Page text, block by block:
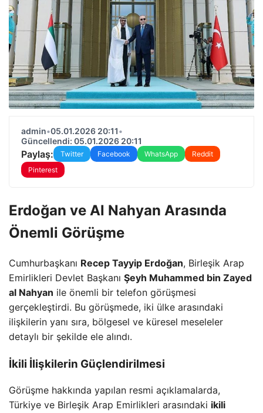
admin•05.01.2026 20:11•
Güncellendi: 05.01.2026 20:11
Paylaş: Twitter Facebook WhatsApp
Reddit
Pinterest
Erdoğan ve Al Nahyan Arasında
Önemli Görüşme
Cumhurbaşkanı Recep Tayyip Erdoğan, Birleşik Arap
Emirlikleri Devlet Başkanı Şeyh Muhammed bin Zayed
al Nahyan ile önemli bir telefon görüşmesi
gerçekleştirdi. Bu görüşmede, iki ülke arasındaki
ilişkilerin yanı sıra, bölgesel ve küresel meseleler
detaylı bir şekilde ele alındı.
İkili İlişkilerin Güçlendirilmesi
Görüşme hakkında yapılan resmi açıklamalarda,
Türkiye ve Birleşik Arap Emirlikleri arasındaki ikili